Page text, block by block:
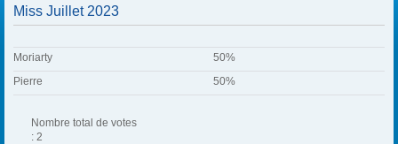
s
Miss Juillet 2023
Moriarty
50%
Pierre
50%
Nombre total de votes
: 2